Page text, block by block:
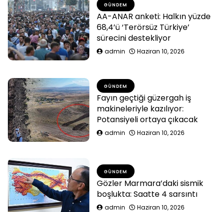
GÜNDEM
AA-ANAR anketi: Halkın yüzde
68,4’ü ‘Terörsüz Türkiye’
sürecini destekliyor
admin Haziran 10, 2026
GÜNDEM
Fayın geçtiği güzergah iş
makineleriyle kazılıyor:
Potansiyeli ortaya çıkacak
admin Haziran 10, 2026
GÜNDEM
Gözler Marmara’daki sismik
boşlukta: Saatte 4 sarsıntı
admin Haziran 10, 2026